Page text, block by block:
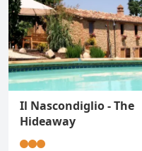
Il Nascondiglio - The
Hideaway